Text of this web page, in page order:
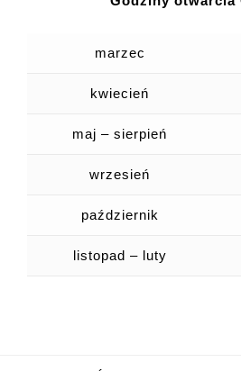
marzec
kwiecień
maj – sierpień
wrzesień
październik
listopad – luty